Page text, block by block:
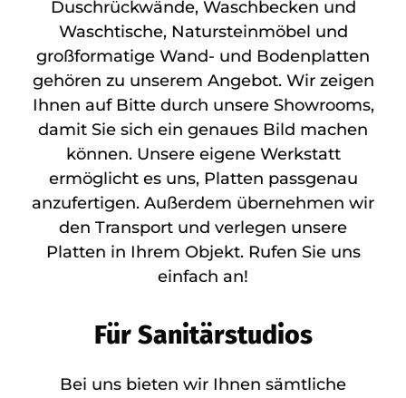
Duschrückwände, Waschbecken und
Waschtische, Natursteinmöbel und
großformatige Wand- und Bodenplatten
gehören zu unserem Angebot. Wir zeigen
Ihnen auf Bitte durch unsere Showrooms,
damit Sie sich ein genaues Bild machen
können. Unsere eigene Werkstatt
ermöglicht es uns, Platten passgenau
anzufertigen. Außerdem übernehmen wir
den Transport und verlegen unsere
Platten in Ihrem Objekt. Rufen Sie uns
einfach an!
Für Sanitärstudios
Bei uns bieten wir Ihnen sämtliche